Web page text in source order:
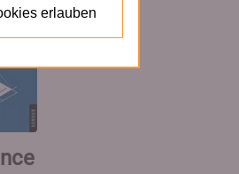
erlauben